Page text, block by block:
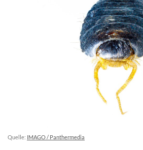
Quelle: IMAGO / Panthermedia